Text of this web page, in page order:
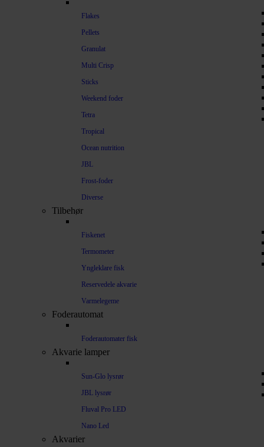
Flakes
Pellets
Granulat
Multi Crisp
Sticks
Weekend foder
Tetra
Tropical
Ocean nutrition
JBL
Frost-foder
Diverse
Tilbehør
Fiskenet
Termometer
Yngleklare fisk
Reservedele akvarie
Varmelegeme
Foderautomat
Foderautomater fisk
Akvarie lamper
Sun-Glo lysrør
JBL lysrør
Fluval Pro LED
Nano Led
Akvarier